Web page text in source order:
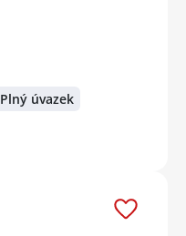
Plný úvazek